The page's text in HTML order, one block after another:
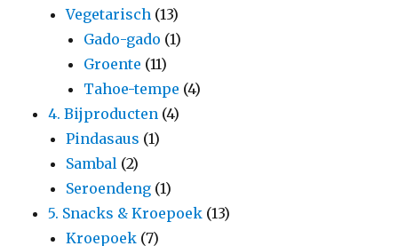
Vegetarisch (13)
Gado-gado (1)
Groente (11)
Tahoe-tempe (4)
4. Bijproducten (4)
Pindasaus (1)
Sambal (2)
Seroendeng (1)
5. Snacks & Kroepoek (13)
Kroepoek (7)